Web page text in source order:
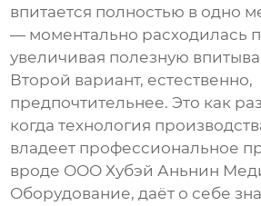
впитается полностью в одно
— моментально расходилась
увеличивая полезную
Второй вариант, естественно,
предпочтительнее. Это как
когда технология
владеет профессиональное
вроде ООО Хубэй Аньнин
Оборудование, даёт о себе